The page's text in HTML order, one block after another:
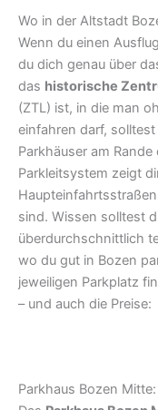
Wo in der Altstadt
Wenn du einen
du dich genau über
das historische
(ZTL) ist, in die man
einfahren darf,
Parkhäuser am
Parkleitsystem zeigt
sind. Wissen solltest
überdurchschnittlich
wo du gut in Bozen
jeweiligen Parkplatz
– und auch die Preise:
Parkhaus Bozen